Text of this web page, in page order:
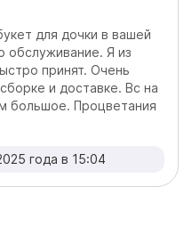
для дочки в вашей
обслуживание. Я из
принят. Очень
и доставке. Вс на
большое. Процветания
года в 15:04